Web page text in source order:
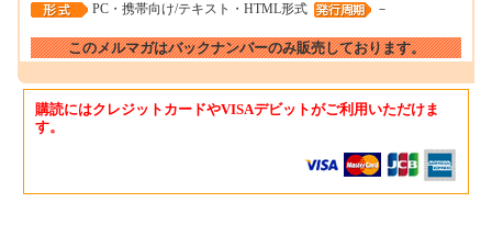
PC・携帯向け/テキスト・HTML形式
－
このメルマガはバックナンバーのみ販売しております。
購読にはクレジットカードやVISAデビットがご利用いただけま
す。